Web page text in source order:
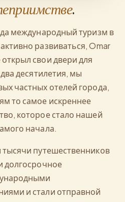
.
международный туризм в
развиваться, Omar
свои двери для
десятилетия, мы
частных отелей города,
то самое искреннее
которое стало нашей
начала.
путешественников
долгосрочное
и стали отправной